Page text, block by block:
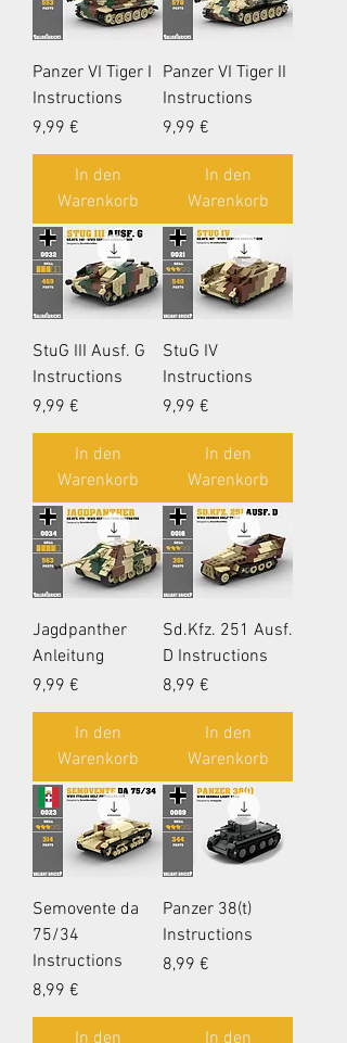
Panzer VI Tiger I
Instructions
Preis
9,99 €
In den
Warenkorb
Panzer VI Tiger II
Instructions
Preis
9,99 €
In den
Warenkorb
StuG III Ausf. G
Instructions
Preis
9,99 €
In den
Warenkorb
StuG IV
Instructions
Preis
9,99 €
In den
Warenkorb
Jagdpanther
Anleitung
Preis
9,99 €
In den
Warenkorb
Sd.Kfz. 251 Ausf.
D Instructions
Preis
8,99 €
In den
Warenkorb
Semovente da
75/34
Instructions
Preis
8,99 €
Panzer 38(t)
Instructions
Preis
8,99 €